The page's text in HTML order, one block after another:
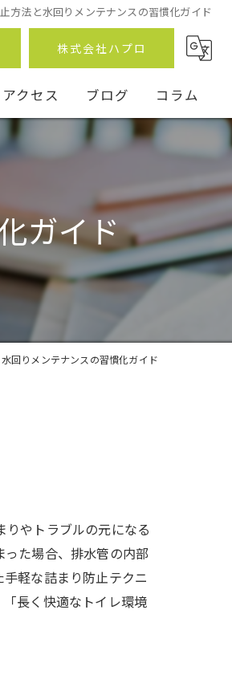
方法と水回りメンテナンスの習慣化ガイド
株式会社ハプロ
アクセス ブログ コラム
ガイド
回りメンテナンスの習慣化ガイド
やトラブルの元になる
た場合、排水管の内部
軽な詰まり防止テクニ
長く快適なトイレ環境